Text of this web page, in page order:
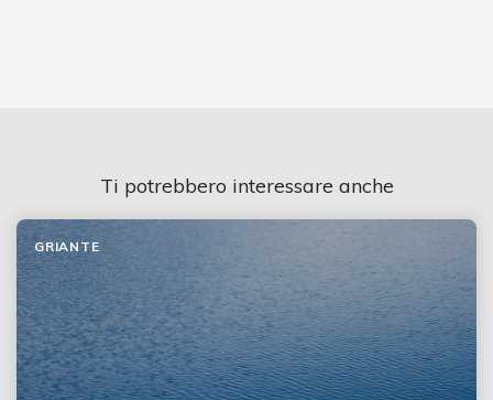
Ti potrebbero interessare anche
GRIANTE